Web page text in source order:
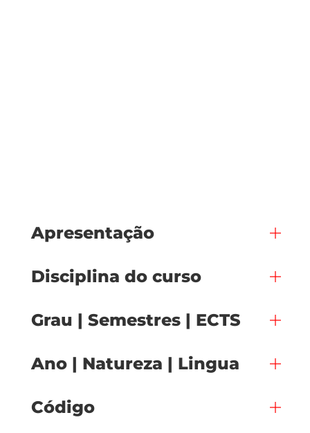
Apresentação
Disciplina do curso
Grau | Semestres | ECTS
Ano | Natureza | Lingua
Código